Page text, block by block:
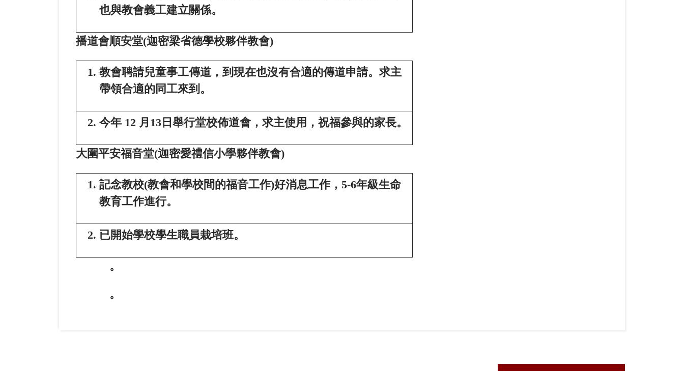
也與教會義工建立關係。
播道會順安堂(迦密梁省德學校夥伴教會)
教會聘請兒童事工傳道，到現在也沒有合適的傳道申請。求主
帶領合適的同工來到。
今年 12 月13日舉行堂校佈道會，求主使用，祝福參與的家長。
大圍平安福音堂(迦密愛禮信小學夥伴教會)
記念教校(教會和學校間的福音工作)好消息工作，5-6年級生命
教育工作進行。
已開始學校學生職員栽培班。
。
。